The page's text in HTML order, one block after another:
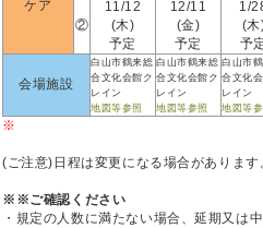
ケア
②
11/12
(木)
予定
12/11
(金)
予定
1/
(木
予
会場施設
白山市鶴来総
合文化会館ク
レイン
地図等参照
白山市鶴来総
合文化会館ク
レイン
地図等参照
白山市
合文化
レイン
地図等
※
(ご注意)日程は変更になる場合があります
※※ご確認ください
・規定の人数に満たない場合、延期又は